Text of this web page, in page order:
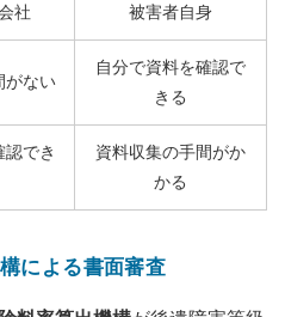
社 被害者自身
がない
自分で資料を確認で
きる
認でき
資料収集の手間がか
かる
による書面審査